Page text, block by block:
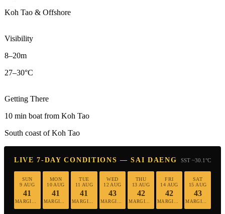
Koh Tao & Offshore
Visibility
8–20m
27–30°C
Getting There
10 min boat from Koh Tao
South coast of Koh Tao
LIVE 7-DAY CONDITIONS — SAI DAENG SST ~30.1°C
SUN
9 AUG
41
MON
10 AUG
41
TUE
11 AUG
41
MARGINAL
WED
12 AUG
43
THU
13 AUG
42
FRI
14 AUG
42
SAT
15 AUG
43